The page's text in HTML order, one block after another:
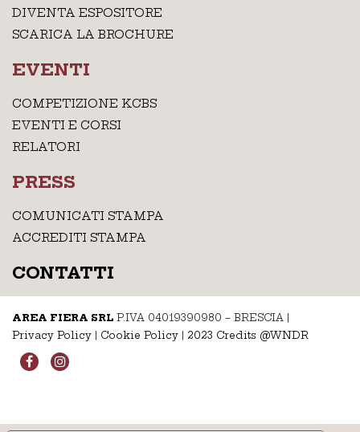
DIVENTA ESPOSITORE
SCARICA LA BROCHURE
EVENTI
COMPETIZIONE KCBS
EVENTI E CORSI
RELATORI
PRESS
COMUNICATI STAMPA
ACCREDITI STAMPA
CONTATTI
AREA FIERA SRL P.IVA 04019390980 – BRESCIA
Privacy Policy
Cookie Policy 2023 Credits @WNDR